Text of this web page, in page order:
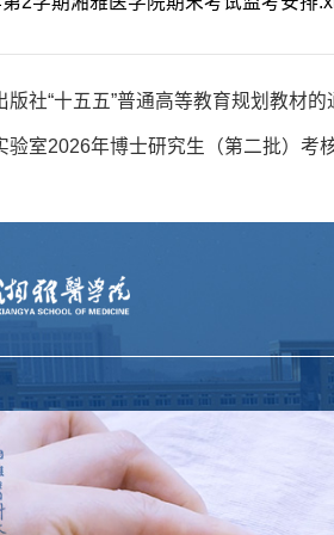
版社“十五五”普通高等教育规划教材的
验室2026年博士研究生（第二批）考